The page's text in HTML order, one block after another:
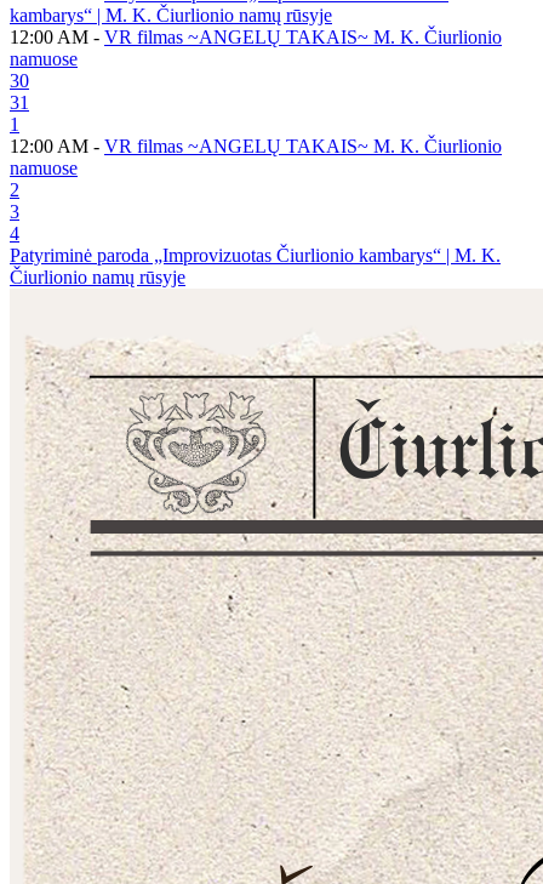
kambarys“ | M. K. Čiurlionio namų rūsyje
12:00 AM - VR filmas ~ANGELŲ TAKAIS~ M. K. Čiurlionio
namuose
30
31
1
12:00 AM - VR filmas ~ANGELŲ TAKAIS~ M. K. Čiurlionio
namuose
2
3
4
Patyriminė paroda „Improvizuotas Čiurlionio kambarys“ | M. K.
Čiurlionio namų rūsyje